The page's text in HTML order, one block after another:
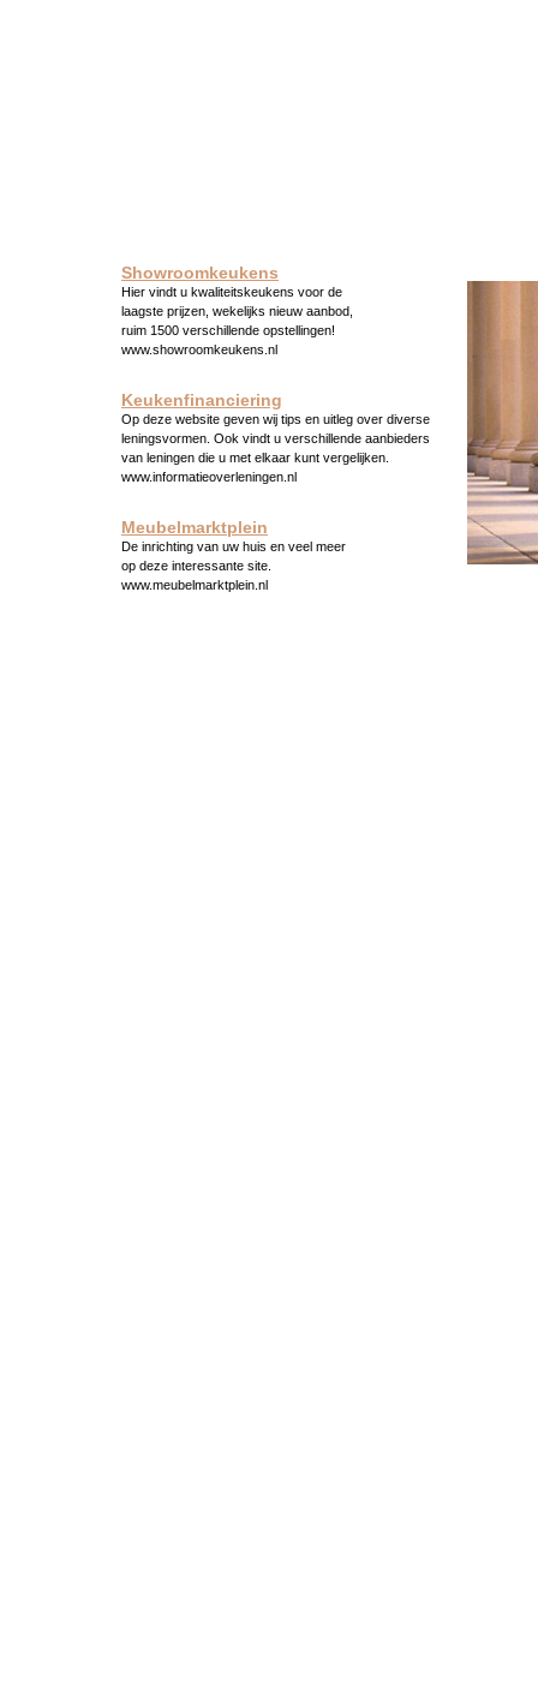
Showroomkeukens
Hier vindt u kwaliteitskeukens voor de
laagste prijzen, wekelijks nieuw aanbod,
ruim 1500 verschillende opstellingen!
www.showroomkeukens.nl
Keukenfinanciering
Op deze website geven wij tips en uitleg over diverse
leningsvormen. Ook vindt u verschillende aanbieders
van leningen die u met elkaar kunt vergelijken.
www.informatieoverleningen.nl
Meubelmarktplein
De inrichting van uw huis en veel meer
op deze interessante site.
www.meubelmarktplein.nl